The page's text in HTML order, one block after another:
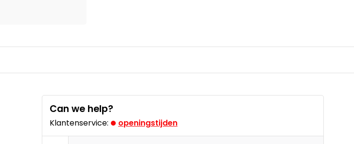
Can we help?
Klantenservice: openingstijden